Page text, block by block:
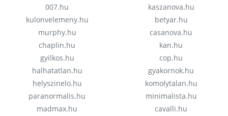
007.hu
kulonvelemeny.hu
murphy.hu
chaplin.hu
gyilkos.hu
halhatatlan.hu
helyszinelo.hu
paranormalis.hu
madmax.hu
kaszanova.hu
betyar.hu
casanova.hu
kan.hu
cop.hu
gyakornok.hu
komolytalan.hu
minimalista.hu
cavalli.hu